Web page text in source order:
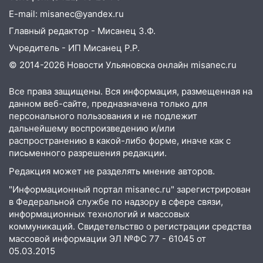
до декабря
19:34 В следственном управлении
состоялось торжественное
мероприятие, приуроченное к
празднованию Дня сотрудника органов
19:30 Ульяновцев приглашают
поддержать «Симбирскую чебурашку»
на фестивале «ФормАРТ»
18:11 Ульяновская область стала
пилотным регионом проекта
«Культурное долголетие»
17:23 Прогноз погоды в Ульяновской
области на 8 августа
17:16 В реанимацию Ульяновской
областной больницы поступили шесть
новых аппаратов ИВЛ
E-mail: misanec@yandex.ru
Главный редактор - Мисанец З.Ф.
Учредитель - ИП Мисанец Р.Р.
© 2014-2026 Новости Ульяновска онлайн misanec.ru
Все права защищены. Вся информация, размещенная на
данном веб-сайте, предназначена только для
персонального пользования и не подлежит
дальнейшему воспроизведению и/или
распространению в какой-либо форме, иначе как с
письменного разрешения редакции.
Редакция может не разделять мнение авторов.
"Информационный портал misanec.ru" зарегистрирован
в Федеральной службе по надзору в сфере связи,
информационных технологий и массовых
коммуникаций. Свидетельство о регистрации средства
массовой информации ЭЛ №ФС 77 - 61045 от
05.03.2015